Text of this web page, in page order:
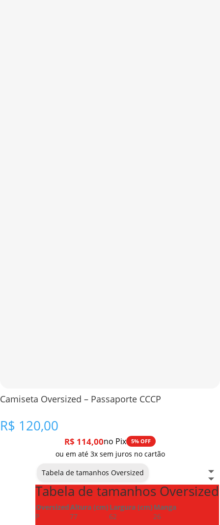
Camiseta Oversized – Passaporte CCCP
R$ 120,00
R$ 114,00no Pix 5% OFF
ou em até 3x sem juros no cartão
Tabela de tamanhos Oversized
Tabela de tamanhos Oversized
OversizedAltura (cm) Largura (cm) Manga
P
77 62
26